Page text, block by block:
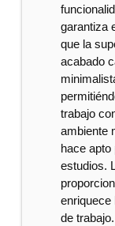
garantiza
que la
acabado
trabajo
ambiente
hace
estudios.
enriquece
de